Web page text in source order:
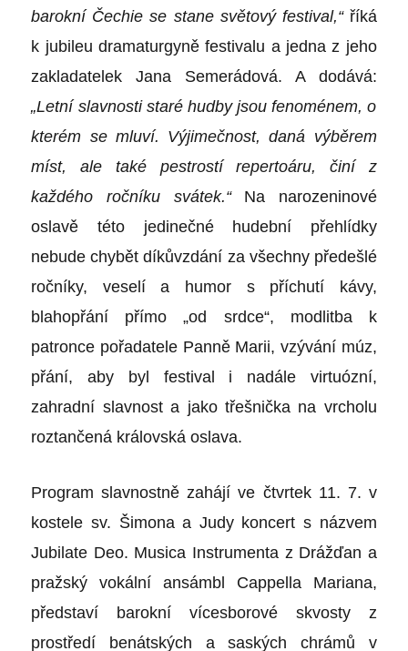
barokní Čechie se stane světový festival,“ říká
k jubileu dramaturgyně festivalu a jedna z jeho
zakladatelek Jana Semerádová. A dodává:
„Letní slavnosti staré hudby jsou fenoménem, o
kterém se mluví. Výjimečnost, daná výběrem
míst, ale také pestrostí repertoáru, činí z
každého ročníku svátek.“ Na narozeninové
oslavě této jedinečné hudební přehlídky
nebude chybět díkůvzdání za všechny předešlé
ročníky, veselí a humor s příchutí kávy,
blahopřání přímo „od srdce“, modlitba k
patronce pořadatele Panně Marii, vzývání múz,
přání, aby byl festival i nadále virtuózní,
zahradní slavnost a jako třešnička na vrcholu
roztančená královská oslava.
Program slavnostně zahájí ve čtvrtek 11. 7. v
kostele sv. Šimona a Judy koncert s názvem
Jubilate Deo. Musica Instrumenta z Drážďan a
pražský vokální ansámbl Cappella Mariana,
představí barokní vícesborové skvosty z
prostředí benátských a saských chrámů v